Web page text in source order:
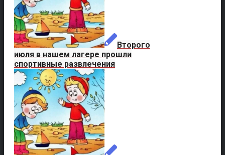
Второго
июля в нашем лагере прошли
спортивные развлечения